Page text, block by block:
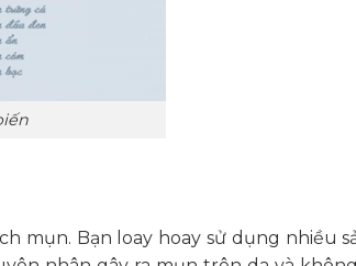
mụn. Bạn loay hoay sử dụng nhiều